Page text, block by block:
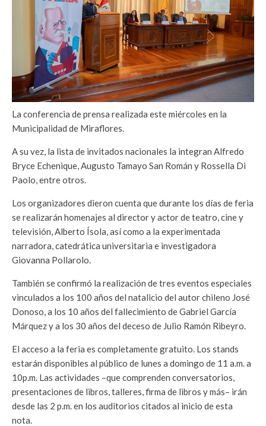
La conferencia de prensa realizada este miércoles en la
Municipalidad de Miraflores.
A su vez, la lista de invitados nacionales la integran Alfredo
Bryce Echenique, Augusto Tamayo San Román y Rossella Di
Paolo, entre otros.
Los organizadores dieron cuenta que durante los días de feria
se realizarán homenajes al director y actor de teatro, cine y
televisión, Alberto Ísola, así como a la experimentada
narradora, catedrática universitaria e investigadora
Giovanna Pollarolo.
También se confirmó la realización de tres eventos especiales
vinculados a los 100 años del natalicio del autor chileno José
Donoso, a los 10 años del fallecimiento de Gabriel García
Márquez y a los 30 años del deceso de Julio Ramón Ribeyro.
El acceso a la feria es completamente gratuito. Los stands
estarán disponibles al público de lunes a domingo de 11 a.m. a
10p.m. Las actividades –que comprenden conversatorios,
presentaciones de libros, talleres, firma de libros y más– irán
desde las 2 p.m. en los auditorios citados al inicio de esta
nota.